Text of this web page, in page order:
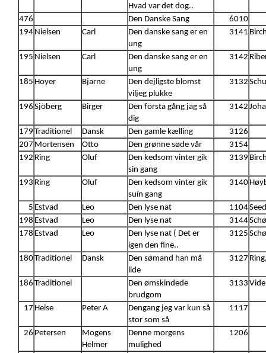
Hvad var det dog..
476 Den Danske Sang
6010
194 Nielsen Carl
Den danske sang er en
ung
3141
195 Nielsen Carl
Den danske sang er en
ung
3142
185 Hoyer Bjarne
Den dejligste blomst
viljeg plukke
3132
196 Sjöberg Birger
Den första gång jag så
dig
3142
179 Traditionel Dansk Den gamle kælling
3126
207 Mortensen Otto Den grønne søde vår
3154
192 Ring Oluf
Den kedsom vinter gik
sin gang
3139
193 Ring Oluf
Den kedsom vinter gik
suín gang
3140
5 Estvad Leo Den lyse nat 1104
198 Estvad Leo Den lyse nat 3144
178 Estvad Leo
Den lyse nat ( Det er
igen den fine..
3125
180Traditionel Dansk
Den sømand han må
lide
3127
186 Traditionel
Den ømskindede
brudgom
3133
17 Heise Peter A
Dengang jeg var kun så
stor som så
1117
26 Petersen
Mogens
Helmer
Denne morgens
mulighed
1206